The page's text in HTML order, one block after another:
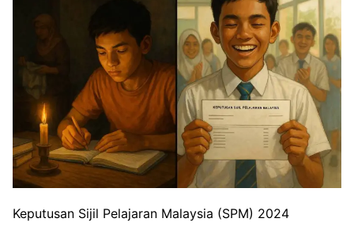
Keputusan Sijil Pelajaran Malaysia (SPM) 2024